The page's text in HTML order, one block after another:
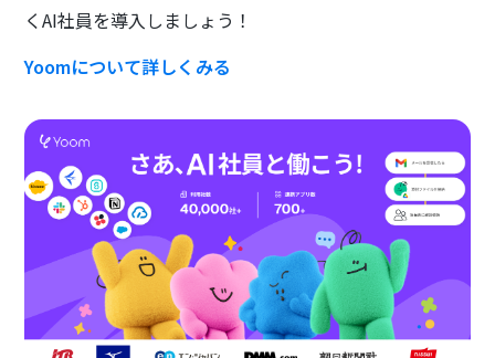
くAI社員を導入しましょう！
Yoomについて詳しくみる